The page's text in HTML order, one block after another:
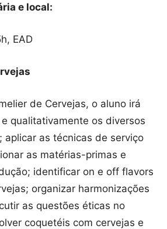
e local:
EAD
de Cervejas, o aluno irá
qualitativamente os diversos
aplicar as técnicas de serviço
as matérias-primas e
identificar on e off flavors
organizar harmonizações
as questões éticas no
coquetéis com cervejas e